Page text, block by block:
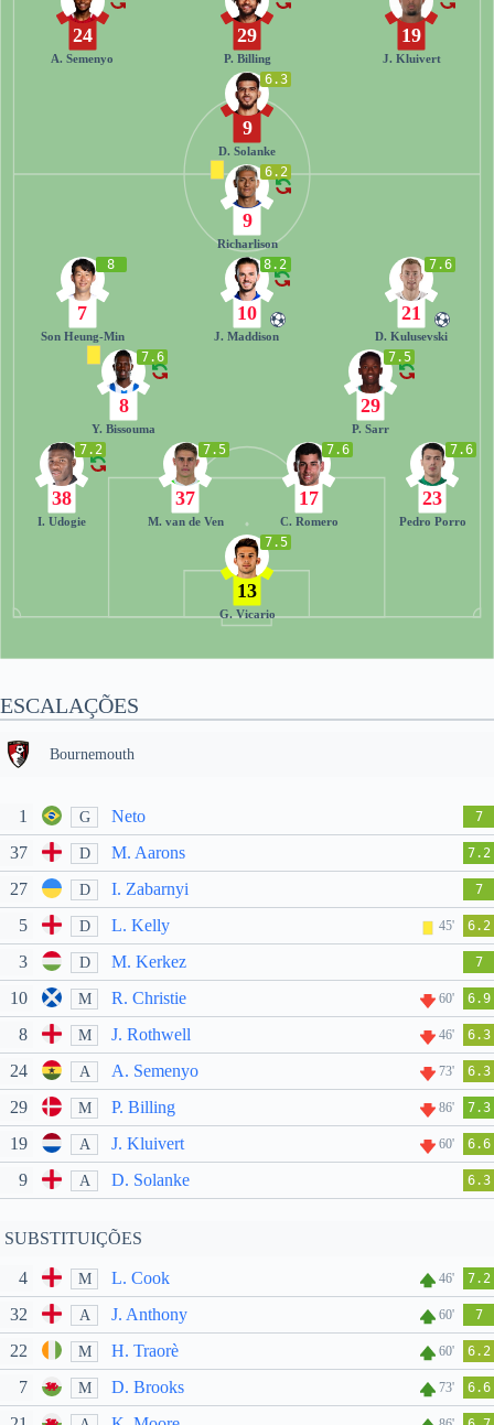
19
J. Kluivert
29
P. Billing
24
A. Semenyo
6.3
9
D. Solanke
7.5
13
G. Vicario
7.2
38
I. Udogie
7.5
37
M. van de Ven
7.6
17
C. Romero
7.6
23
Pedro Porro
7.6
8
Y. Bissouma
7.5
29
P. Sarr
8
7
Son Heung-Min
8.2
10
J. Maddison
7.6
21
D. Kulusevski
6.2
9
Richarlison
ESCALAÇÕES
Bournemouth
1 G Neto 7
37 D M. Aarons 7.2
27 D I. Zabarnyi 7
5 D L. Kelly 45' 6.2
3 D M. Kerkez 7
10 M R. Christie 60' 6.9
8 M J. Rothwell 46' 6.3
24 A A. Semenyo 73' 6.3
29 M P. Billing 86' 7.3
19 A J. Kluivert 60' 6.6
9 A D. Solanke 6.3
SUBSTITUIÇÕES
4 M L. Cook 46' 7.2
32 A J. Anthony 60' 7
22 M H. Traorè 60' 6.2
7 M D. Brooks 73' 6.6